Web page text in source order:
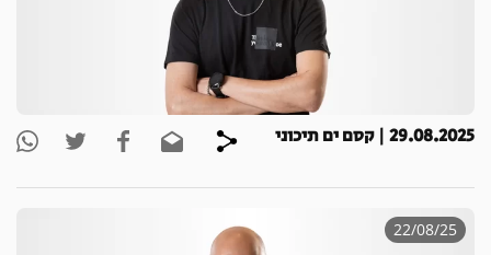
29.08.2025 | קסם ים תיכוני
22/08/25